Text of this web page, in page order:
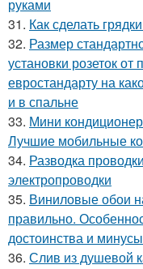
руками
31. Как сделать
32. Размер
установки розеток
евростандарту на
и в спальне
33. Мини
Лучшие мобильные
34. Разводка
электропроводки
35. Виниловые обои
правильно.
достоинства и минусы
36. Слив из душевой